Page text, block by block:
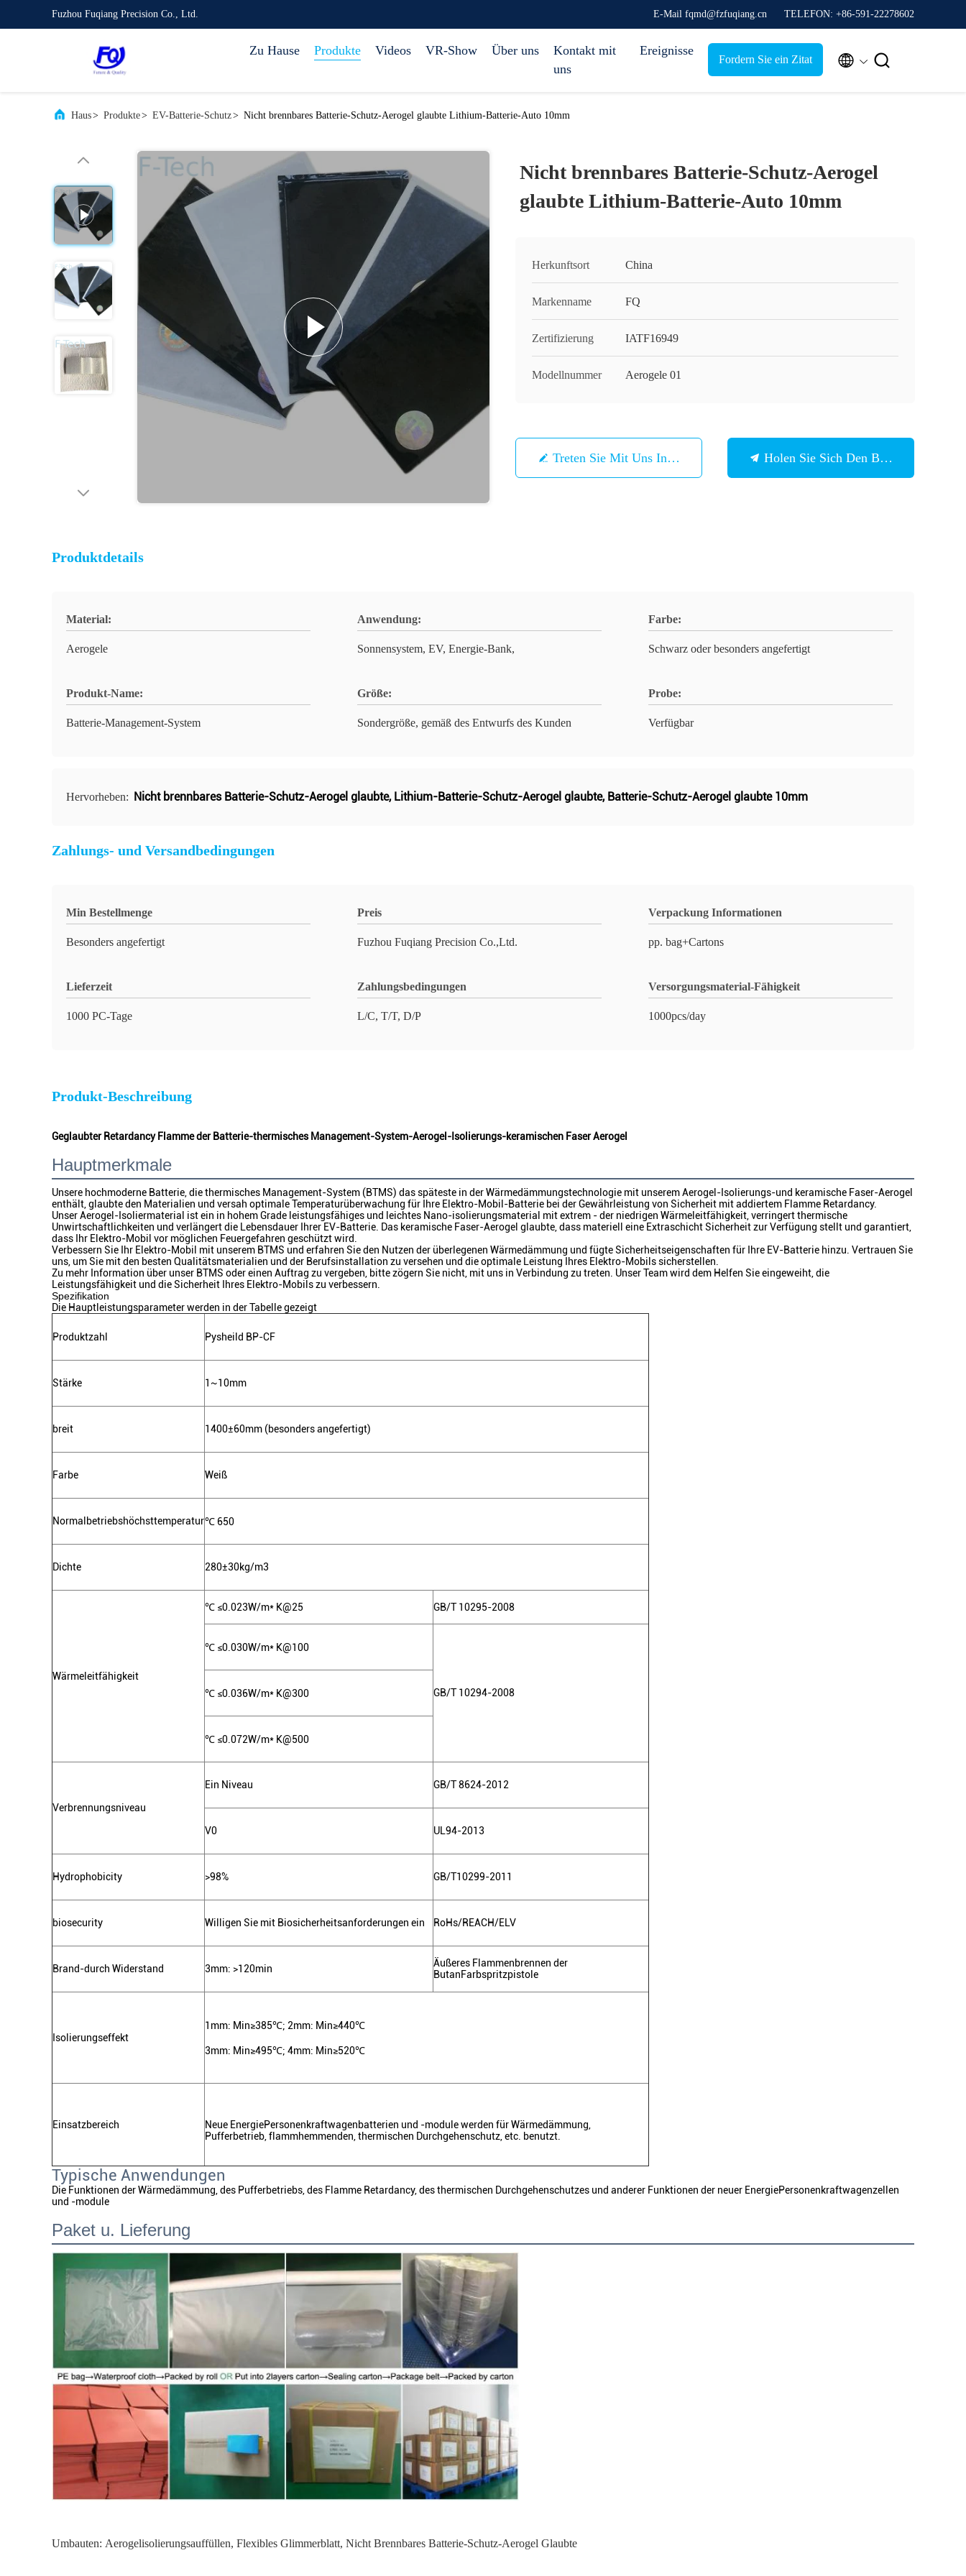
Fuzhou Fuqiang Precision Co., Ltd. E-Mail fqmd@fzfuqiang.cn TELEFON: +86-591-22278602
Zu Hause Produkte Videos VR-Show Über uns
Kontakt mit
uns
Ereignisse
Fordern Sie ein Zitat  
Haus> Produkte> EV-Batterie-Schutz> Nicht brennbares Batterie-Schutz-Aerogel glaubte Lithium-Batterie-Auto 10mm
Nicht brennbares Batterie-Schutz-Aerogel
glaubte Lithium-Batterie-Auto 10mm
Herkunftsort China
Markenname FQ
Zertifizierung IATF16949
Modellnummer Aerogele 01
Treten Sie Mit Uns In Verbindung Holen Sie Sich Den Besten Preis
Produktdetails
Material:
Aerogele
Anwendung:
Sonnensystem, EV, Energie-Bank,
Farbe:
Schwarz oder besonders angefertigt
Produkt-Name:
Batterie-Management-System
Größe:
Sondergröße, gemäß des Entwurfs des Kunden
Probe:
Verfügbar
Hervorheben: Nicht brennbares Batterie-Schutz-Aerogel glaubte, Lithium-Batterie-Schutz-Aerogel glaubte, Batterie-Schutz-Aerogel glaubte 10mm
Zahlungs- und Versandbedingungen
Min Bestellmenge
Besonders angefertigt
Preis
Fuzhou Fuqiang Precision Co.,Ltd.
Verpackung Informationen
pp. bag+Cartons
Lieferzeit
1000 PC-Tage
Zahlungsbedingungen
L/C, T/T, D/P
Versorgungsmaterial-Fähigkeit
1000pcs/day
Produkt-Beschreibung
Geglaubter Retardancy Flamme der Batterie-thermisches Management-System-Aerogel-Isolierungs-keramischen Faser Aerogel
Hauptmerkmale
Unsere hochmoderne Batterie, die thermisches Management-System (BTMS) das späteste in der Wärmedämmungstechnologie mit unserem Aerogel-Isolierungs-und keramische Faser-Aerogel
enthält, glaubte den Materialien und versah optimale Temperaturüberwachung für Ihre Elektro-Mobil-Batterie bei der Gewährleistung von Sicherheit mit addiertem Flamme Retardancy.
Unser Aerogel-Isoliermaterial ist ein in hohem Grade leistungsfähiges und leichtes Nano-isolierungsmaterial mit extrem - der niedrigen Wärmeleitfähigkeit, verringert thermische
Unwirtschaftlichkeiten und verlängert die Lebensdauer Ihrer EV-Batterie. Das keramische Faser-Aerogel glaubte, dass materiell eine Extraschicht Sicherheit zur Verfügung stellt und garantiert,
dass Ihr Elektro-Mobil vor möglichen Feuergefahren geschützt wird.
Verbessern Sie Ihr Elektro-Mobil mit unserem BTMS und erfahren Sie den Nutzen der überlegenen Wärmedämmung und fügte Sicherheitseigenschaften für Ihre EV-Batterie hinzu. Vertrauen Sie
uns, um Sie mit den besten Qualitätsmaterialien und der Berufsinstallation zu versehen und die optimale Leistung Ihres Elektro-Mobils sicherstellen.
Zu mehr Information über unser BTMS oder einen Auftrag zu vergeben, bitte zögern Sie nicht, mit uns in Verbindung zu treten. Unser Team wird dem Helfen Sie eingeweiht, die
Leistungsfähigkeit und die Sicherheit Ihres Elektro-Mobils zu verbessern.
Spezifikation
Die Hauptleistungsparameter werden in der Tabelle gezeigt
Produktzahl Pysheild BP-CF
Stärke 1~10mm
breit 1400±60mm (besonders angefertigt)
Farbe Weiß
Normalbetriebshöchsttemperatur℃ 650
Dichte 280±30kg/m3
Wärmeleitfähigkeit
℃ ≤0.023W/m* K@25 GB/T 10295-2008
℃ ≤0.030W/m* K@100
GB/T 10294-2008
℃ ≤0.036W/m* K@300
℃ ≤0.072W/m* K@500
Verbrennungsniveau
Ein Niveau GB/T 8624-2012
V0 UL94-2013
Hydrophobicity >98% GB/T10299-2011
biosecurity Willigen Sie mit Biosicherheitsanforderungen ein RoHs/REACH/ELV
Brand-durch Widerstand 3mm: >120min
Äußeres Flammenbrennen der
ButanFarbspritzpistole
Isolierungseffekt
1mm: Min≥385℃; 2mm: Min≥440℃
3mm: Min≥495℃; 4mm: Min≥520℃
Einsatzbereich
Neue EnergiePersonenkraftwagenbatterien und -module werden für Wärmedämmung,
Pufferbetrieb, flammhemmenden, thermischen Durchgehenschutz, etc. benutzt.
Typische Anwendungen
Die Funktionen der Wärmedämmung, des Pufferbetriebs, des Flamme Retardancy, des thermischen Durchgehenschutzes und anderer Funktionen der neuer EnergiePersonenkraftwagenzellen
und -module
Paket u. Lieferung
Umbauten: Aerogelisolierungsauffüllen, Flexibles Glimmerblatt, Nicht Brennbares Batterie-Schutz-Aerogel Glaubte